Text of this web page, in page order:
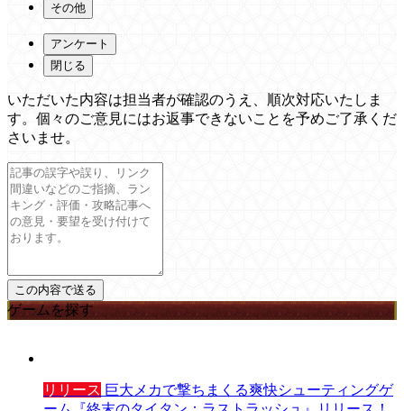
その他
アンケート
閉じる
いただいた内容は担当者が確認のうえ、順次対応いたしま
す。個々のご意見にはお返事できないことを予めご了承くだ
さいませ。
ゲームを探す
リリース 巨大メカで撃ちまくる爽快シューティングゲ